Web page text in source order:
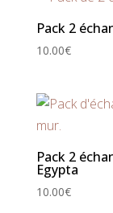
Pack 2
10.00€
Pack 2
Egypta
10.00€